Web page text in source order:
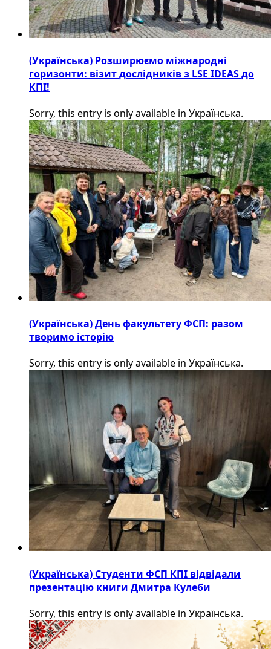
(Українська) Розширюємо міжнародні
горизонти: візит дослідників з LSE IDEAS до
КПІ!
Sorry, this entry is only available in Українська.
(Українська) День факультету ФСП: разом
творимо історію
Sorry, this entry is only available in Українська.
(Українська) Студенти ФСП КПІ відвідали
презентацію книги Дмитра Кулеби
Sorry, this entry is only available in Українська.